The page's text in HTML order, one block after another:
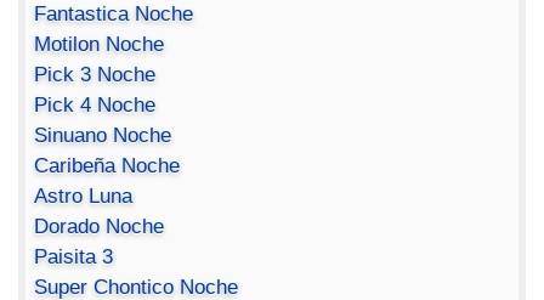
Fantastica Noche
Motilon Noche
Pick 3 Noche
Pick 4 Noche
Sinuano Noche
Caribeña Noche
Astro Luna
Dorado Noche
Paisita 3
Super Chontico Noche